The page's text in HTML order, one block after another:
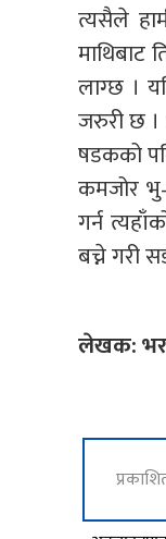
त्यसैले
माथिबाट
लाग्छ ।
जरुरी छ ।
षडकको
कमजोर
गर्न
बच्ने गरी
लेखक: